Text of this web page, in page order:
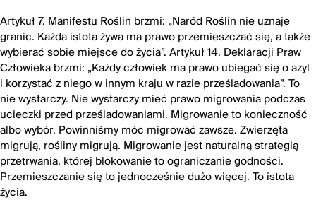
Artykuł 7. Manifestu Roślin brzmi: „Naród Roślin nie uznaje
granic. Każda istota żywa ma prawo przemieszczać się, a także
wybierać sobie miejsce do życia”. Artykuł 14. Deklaracji Praw
Człowieka brzmi: „Każdy człowiek ma prawo ubiegać się o azyl
i korzystać z niego w innym kraju w razie prześladowania”. To
nie wystarczy. Nie wystarczy mieć prawo migrowania podczas
ucieczki przed prześladowaniami. Migrowanie to konieczność
albo wybór. Powinniśmy móc migrować zawsze. Zwierzęta
migrują, rośliny migrują. Migrowanie jest naturalną strategią
przetrwania, której blokowanie to ograniczanie godności.
Przemieszczanie się to jednocześnie dużo więcej. To istota
życia.